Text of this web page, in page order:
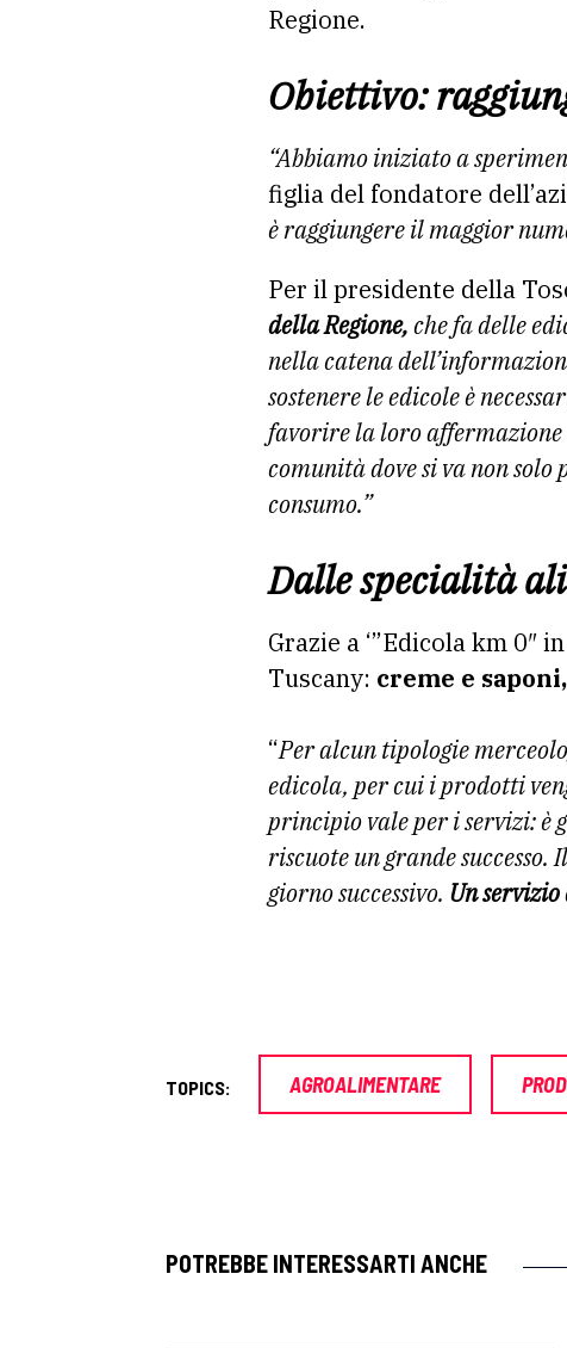
Regione.
Obiettivo:
“Abbiamo iniziato a
figlia del fondatore
è raggiungere ilmaggior
Per il presidente della
della Regione,che fa delle
nella catena
sostenere le edicole è
favorire la loro
comunità dove si va non
consumo.”
Dalle specialità
Grazie a ‘”Edicola km
Tuscany: creme e
“Per alcun tipologie
edicola, per cui i prodotti
principio vale per i servizi: è
riscuote un grande
giorno successivo. Un
TOPICS: AGROALIMENTARE
POTREBBE INTERESSARTI ANCHE